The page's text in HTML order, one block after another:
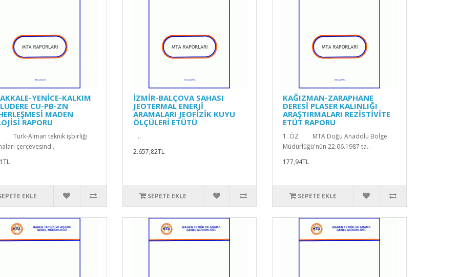
YENİCE-KALKIM
CU-PB-ZN
MADEN
RAPORU
Türk-Alman teknik işbirliği
çerçevesind..
EKLE
İZMİR-BALÇOVA SAHASI
JEOTERMAL ENERJİ
ARAMALARI JEOFİZİK KUYU
ÖLÇÜLERİ ETÜTÜ
..
2.657,82TL
SEPETE EKLE
KAĞIZMAN-ZARAPHANE
DERESİ PLASER KALINLIĞI
ARAŞTIRMALARI REZİSTİVİTE
ETÜT RAPORU
1. ÖZ MTA Doğu Anadolu Bölge
Müdürlüğü'nün 22.06.1987 ta..
177,94TL
SEPETE EKLE